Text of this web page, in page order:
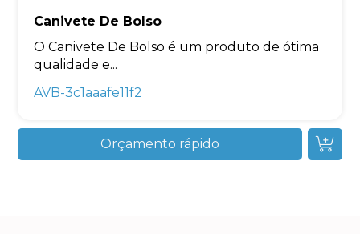
Canivete De Bolso
O Canivete De Bolso é um produto de ótima
qualidade e...
AVB-3c1aaafe11f2
Orçamento rápido